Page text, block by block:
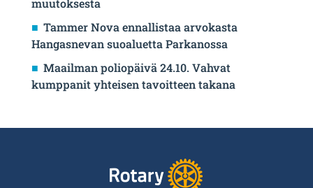
muutoksesta
Tammer Nova ennallistaa arvokasta
Hangasnevan suoaluetta Parkanossa
Maailman poliopäivä 24.10. Vahvat
kumppanit yhteisen tavoitteen takana